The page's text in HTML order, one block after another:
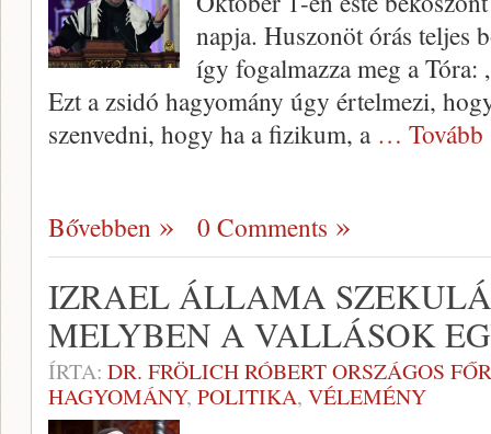
napja. Huszonöt órás teljes
így fogalmazza meg a Tóra:
Ezt a zsidó hagyomány úgy értelmezi,
szenvedni, hogy ha a fizikum, a … Tovább
Bővebben 0 Comments
IZRAEL ÁLLAMA
MELYBEN A VALLÁSOK
ÍRTA: DR. FRÖLICH RÓBERT ORSZÁGOS
HAGYOMÁNY, POLITIKA, VÉLEMÉNY